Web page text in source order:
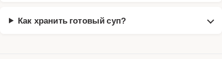
Как хранить готовый суп?